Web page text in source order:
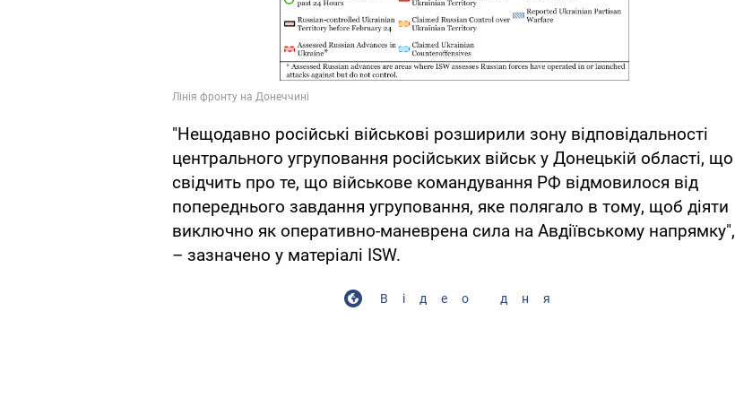
"Нещодавно російські військові розширили зону відповідальності
центрального угруповання російських військ у Донецькій області, що
свідчить про те, що військове командування РФ відмовилося від
попереднього завдання угруповання, яке полягало в тому, щоб діяти
виключно як оперативно-маневрена сила на Авдіївському напрямку",
– зазначено у матеріалі ISW.
Відео дня